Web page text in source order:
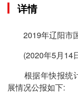
详情
2019年辽阳市国
(2020年5月14
根据年快报统计
展情况公报如下: